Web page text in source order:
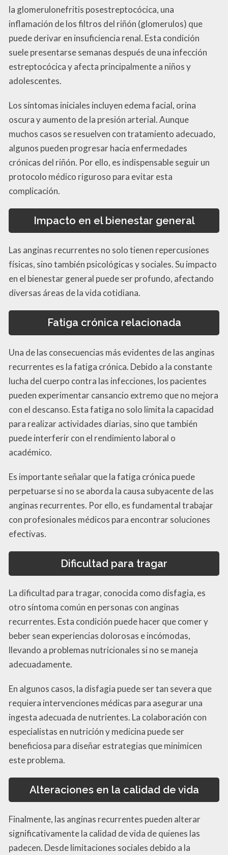
la glomerulonefritis posestreptocócica, una
inflamación de los filtros del riñón (glomerulos) que
puede derivar en insuficiencia renal. Esta condición
suele presentarse semanas después de una infección
estreptocócica y afecta principalmente a niños y
adolescentes.
Los síntomas iniciales incluyen edema facial, orina
oscura y aumento de la presión arterial. Aunque
muchos casos se resuelven con tratamiento adecuado,
algunos pueden progresar hacia enfermedades
crónicas del riñón. Por ello, es indispensable seguir un
protocolo médico riguroso para evitar esta
complicación.
Impacto en el bienestar general
Las anginas recurrentes no solo tienen repercusiones
físicas, sino también psicológicas y sociales. Su impacto
en el bienestar general puede ser profundo, afectando
diversas áreas de la vida cotidiana.
Fatiga crónica relacionada
Una de las consecuencias más evidentes de las anginas
recurrentes es la fatiga crónica. Debido a la constante
lucha del cuerpo contra las infecciones, los pacientes
pueden experimentar cansancio extremo que no mejora
con el descanso. Esta fatiga no solo limita la capacidad
para realizar actividades diarias, sino que también
puede interferir con el rendimiento laboral o
académico.
Es importante señalar que la fatiga crónica puede
perpetuarse si no se aborda la causa subyacente de las
anginas recurrentes. Por ello, es fundamental trabajar
con profesionales médicos para encontrar soluciones
efectivas.
Dificultad para tragar
La dificultad para tragar, conocida como disfagia, es
otro síntoma común en personas con anginas
recurrentes. Esta condición puede hacer que comer y
beber sean experiencias dolorosas e incómodas,
llevando a problemas nutricionales si no se maneja
adecuadamente.
En algunos casos, la disfagia puede ser tan severa que
requiera intervenciones médicas para asegurar una
ingesta adecuada de nutrientes. La colaboración con
especialistas en nutrición y medicina puede ser
beneficiosa para diseñar estrategias que minimicen
este problema.
Alteraciones en la calidad de vida
Finalmente, las anginas recurrentes pueden alterar
significativamente la calidad de vida de quienes las
padecen. Desde limitaciones sociales debido a la